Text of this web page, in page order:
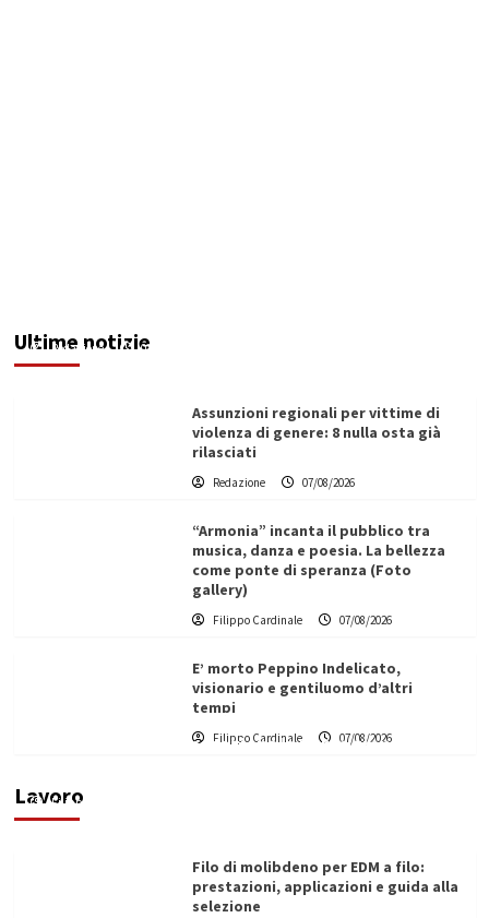
Ultime notizie
Redazione 07/08/2026
Assunzioni regionali per vittime di
violenza di genere: 8 nulla osta già
rilasciati
Redazione 07/08/2026
“Armonia” incanta il pubblico tra
musica, danza e poesia. La bellezza
come ponte di speranza (Foto
gallery)
Filippo Cardinale 07/08/2026
E’ morto Peppino Indelicato,
visionario e gentiluomo d’altri
tempi
Filippo Cardinale 07/08/2026
Lavoro
L’ingegnere saccense Buscarnera partner chiave
di un progetto transnazionale per la transizione
Filippo Cardinale
Filo di molibdeno per EDM a filo:
prestazioni, applicazioni e guida alla
selezione